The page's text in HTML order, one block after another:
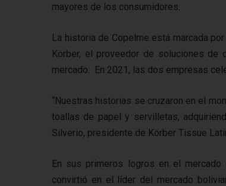
mayores de los consumidores.
La historia de Copelme está marcada
Körber, el proveedor de soluciones de
mercado. En 2021, las dos empresas
“Nuestras historias se cruzaron en el
toallas de papel y servilletas,
Silverio, presidente de Körber Tissue
En sus primeros logros en el
convirtió en el líder del mercado